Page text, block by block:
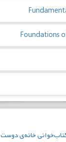
Foundations
خانه‌ی دوست